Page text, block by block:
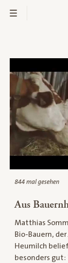
Bio-Thek
844 mal gesehen
Aus
Matthias
Bio-Bauern,
Heumilch
besonders gut: